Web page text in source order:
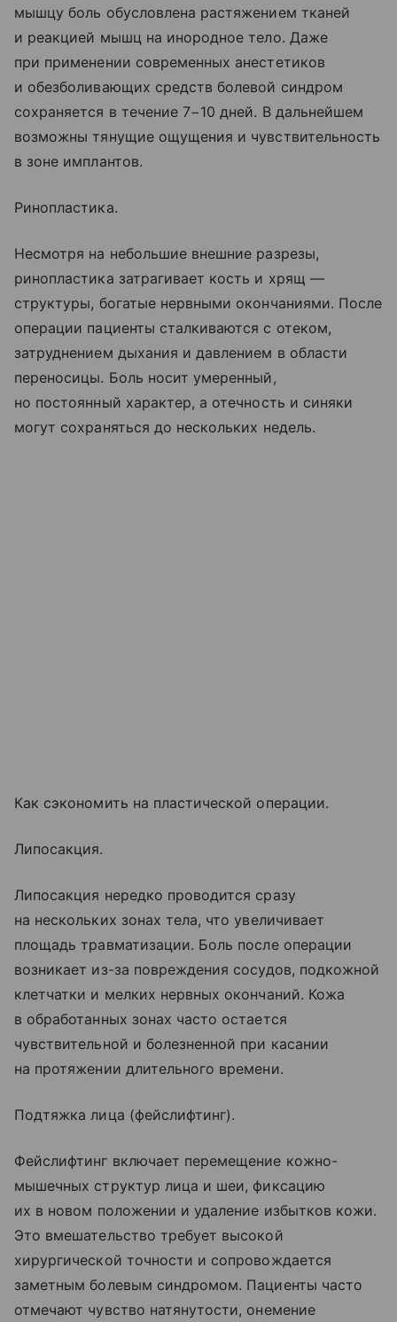
мышцу боль обусловлена растяжением тканей
и реакцией мышц на инородное тело. Даже
при применении современных анестетиков
и обезболивающих средств болевой синдром
сохраняется в течение 7−10 дней. В дальнейшем
возможны тянущие ощущения и чувствительность
в зоне имплантов.
Ринопластика.
Несмотря на небольшие внешние разрезы,
ринопластика затрагивает кость и хрящ —
структуры, богатые нервными окончаниями. После
операции пациенты сталкиваются с отеком,
затруднением дыхания и давлением в области
переносицы. Боль носит умеренный,
но постоянный характер, а отечность и синяки
могут сохраняться до нескольких недель.
Как сэкономить на пластической операции.
Липосакция.
Липосакция нередко проводится сразу
на нескольких зонах тела, что увеличивает
площадь травматизации. Боль после операции
возникает из-за повреждения сосудов, подкожной
клетчатки и мелких нервных окончаний. Кожа
в обработанных зонах часто остается
чувствительной и болезненной при касании
на протяжении длительного времени.
Подтяжка лица (фейслифтинг).
Фейслифтинг включает перемещение кожно-
мышечных структур лица и шеи, фиксацию
их в новом положении и удаление избытков кожи.
Это вмешательство требует высокой
хирургической точности и сопровождается
заметным болевым синдромом. Пациенты часто
отмечают чувство натянутости, онемение